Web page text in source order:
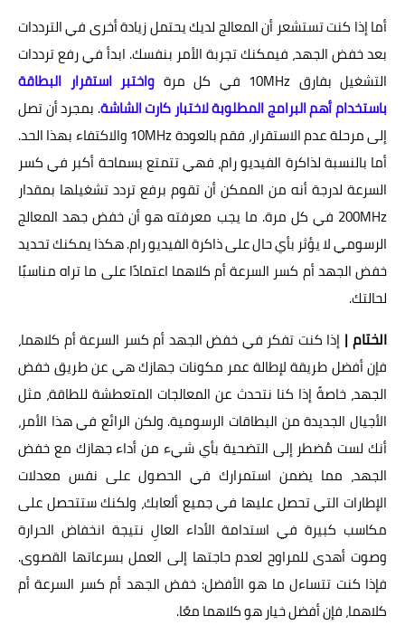
أما إذا كنت تستشعر أن المعالج لديك يحتمل زيادة أخرى في الترددات
بعد خفض الجهد، فيمكنك تجربة الأمر بنفسك. ابدأ في رفع ترددات
التشغيل بفارق 10MHz في كل مرة
واختبر استقرار البطاقة
باستخدام أهم البرامج المطلوبة لاختبار كارت الشاشة. بمجرد أن تصل
إلى مرحلة عدم الاستقرار، فقم بالعودة 10MHz والاكتفاء بهذا الحد.
أما بالنسبة لذاكرة الفيديو رام، فهي تتمتع بسماحة أكبر في كسر
السرعة لدرجة أنه من الممكن أن تقوم برفع تردد تشغيلها بمقدار
200MHz في كل مرة. ما يجب معرفته هو أن خفض جهد المعالج
الرسومي لا يؤثر بأي حال على ذاكرة الفيديو رام. هكذا يمكنك تحديد
خفض الجهد أم كسر السرعة أم كلاهما اعتمادًا على ما تراه مناسبًا
لحالتك.
الختام | إذا كنت تفكر في خفض الجهد أم كسر السرعة أم كلاهما،
فإن أفضل طريقة لإطالة عمر مكونات جهازك هي عن طريق خفض
الجهد، خاصةً إذا كنا نتحدث عن المعالجات المتعطشة للطاقة، مثل
الأجيال الجديدة من البطاقات الرسومية. ولكن الرائع في هذا الأمر،
أنك لست مُضطر إلى التضحية بأي شيء من أداء جهازك مع خفض
الجهد، مما يضمن استمرارك في الحصول على نفس معدلات
الإطارات التي تحصل عليها في جميع ألعابك، ولكنك ستتحصل على
مكاسب كبيرة في استدامة الأداء العالِ نتيجة انخفاض الحرارة
وصوت أهدى للمراوح لعدم حاجتها إلى العمل بسرعاتها القصوى.
فإذا كنت تتساءل ما هو الأفضل: خفض الجهد أم كسر السرعة أم
كلاهما، فإن أفضل خيار هو كلاهما معًا.